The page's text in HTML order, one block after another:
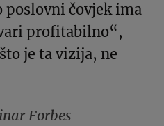
poslovni čovjek ima
profitabilno“,
je ta vizija, ne
Forbes